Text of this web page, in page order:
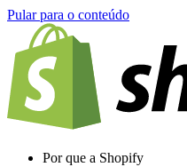
Pular para o conteúdo
Por que a Shopify